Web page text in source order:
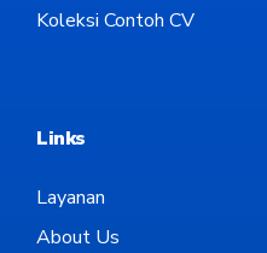
Koleksi Contoh CV
Links
Layanan
About Us